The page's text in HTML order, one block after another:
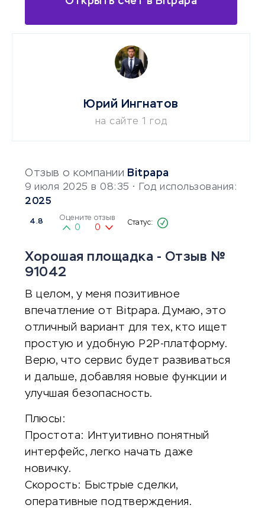
Отзыв о компании Bitpapa
9 июля 2025 в 08:35 • Год использования:
2025
4.8 Оцените отзыв
0 0
Хорошая площадка - Отзыв №
91042
В целом, у меня позитивное
впечатление от Bitpapa. Думаю, это
отличный вариант для тех, кто ищет
простую и удобную P2P-платформу.
Верю, что сервис будет развиваться
и дальше, добавляя новые функции и
улучшая безопасность.
Плюсы:
Простота: Интуитивно понятный
интерфейс, легко начать даже
новичку.
Скорость: Быстрые сделки,
оперативные подтверждения.
Юрий Ингнатов
на сайте 1 год